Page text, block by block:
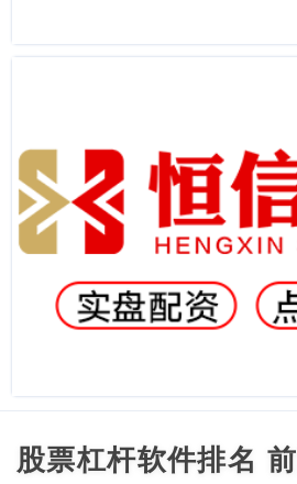
股票杠杆软件排名